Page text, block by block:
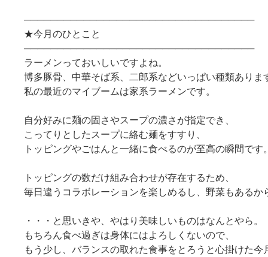
───────────────────────────────────
★今月のひとこと
───────────────────────────────────
ラーメンっておいしいですよね。
博多豚骨、中華そば系、二郎系などいっぱい種類ありま
私の最近のマイブームは家系ラーメンです。
自分好みに麺の固さやスープの濃さが指定でき、
こってりとしたスープに絡む麺をすすり、
トッピングやごはんと一緒に食べるのが至高の瞬間です
トッピングの数だけ組み合わせが存在するため、
毎日違うコラボレーションを楽しめるし、野菜もあるか
・・・と思いきや、やはり美味しいものはなんとやら。
もちろん食べ過ぎは身体にはよろしくないので、
もう少し、バランスの取れた食事をとろうと心掛けた今